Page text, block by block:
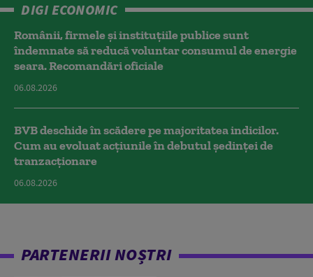
DIGI ECONOMIC
Românii, firmele și instituțiile publice sunt
îndemnate să reducă voluntar consumul de energie
seara. Recomandări oficiale
06.08.2026
BVB deschide în scădere pe majoritatea indicilor.
Cum au evoluat acțiunile în debutul ședinței de
tranzacționare
06.08.2026
PARTENERII NOȘTRI